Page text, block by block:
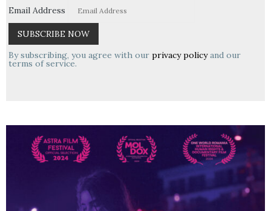
Email Address
By subscribing, you agree with our privacy policyand our
terms of service.